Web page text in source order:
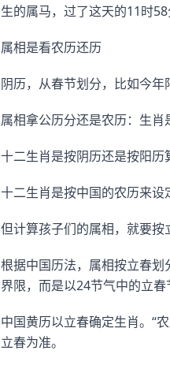
生的属马，过了这天的11时58
属相是看农历还历
阴历，从春节划分，比如今年
属相拿公历分还是农历：生肖
十二生肖是按阴历还是按阳历
十二生肖是按中国的农历来设
但计算孩子们的属相，就要按
根据中国历法，属相按立春
界限，而是以24节气中的立春
中国黄历以立春确定生肖。“
立春为准。